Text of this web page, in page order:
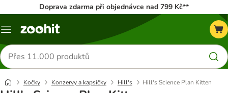
Doprava zdarma při objednávce nad 799 Kč**
Menu
Hledat
produkty
Kočky Konzervy a kapsičky Hill's Hill's Science Plan Kitten